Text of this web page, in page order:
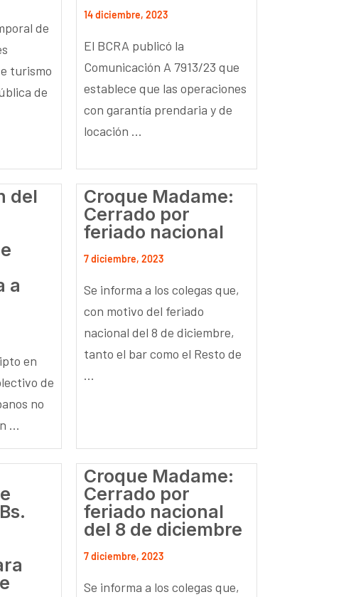
de
turismo
de
14 diciembre, 2023
El BCRA publicó la
Comunicación A 7913/23 que
establece que las operaciones
con garantía prendaria y de
locación ...
del
a
en
de
no
...
Croque Madame:
Cerrado por
feriado nacional
7 diciembre, 2023
Se informa a los colegas que,
con motivo del feriado
nacional del 8 de diciembre,
tanto el bar como el Resto de
...
Croque Madame:
Cerrado por
feriado nacional
del 8 de diciembre
7 diciembre, 2023
Se informa a los colegas que,